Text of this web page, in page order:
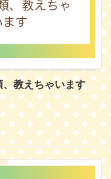
教えちゃいます